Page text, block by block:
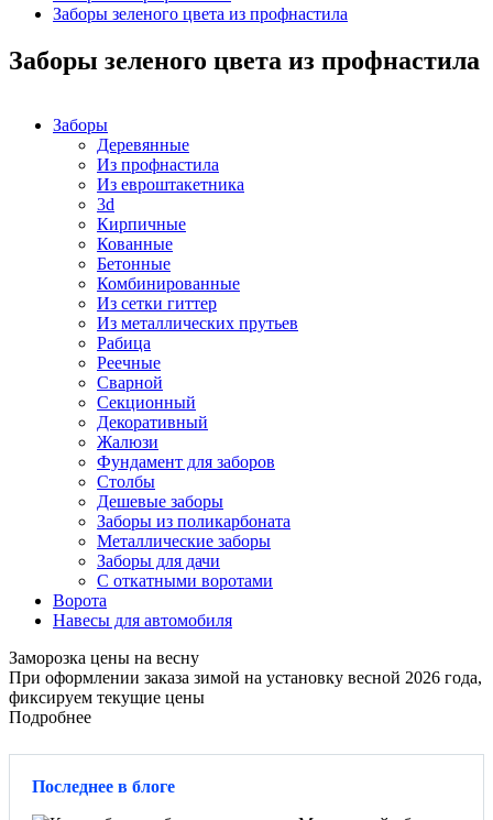
Заборы зеленого цвета из профнастила
Заборы зеленого цвета из профнастила
Заборы
Деревянные
Из профнастила
Из евроштакетника
3d
Кирпичные
Кованные
Бетонные
Комбинированные
Из сетки гиттер
Из металлических прутьев
Рабица
Реечные
Сварной
Секционный
Декоративный
Жалюзи
Фундамент для заборов
Столбы
Дешевые заборы
Заборы из поликарбоната
Металлические заборы
Заборы для дачи
С откатными воротами
Ворота
Навесы для автомобиля
Заморозка цены на весну
При оформлении заказа зимой на установку весной 2026 года,
фиксируем текущие цены
Подробнее
Последнее в блоге